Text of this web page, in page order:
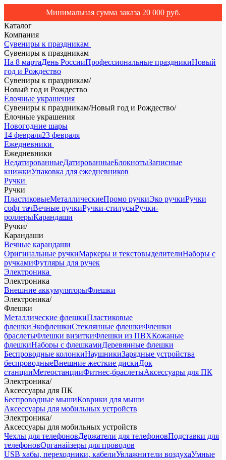
Минимальная сумма заказа 20 000 руб.
Каталог
Компания
Сувениры к праздникам
Сувениры к праздникам
На 8 мартаДень РоссииПрофессиональные праздникиНовый
год и Рождество
Сувениры к праздникам/
Новый год и Рождество
Ёлочные украшения
Сувениры к праздникам/Новый год и Рождество/
Ёлочные украшения
Новогодние шары
14 февраля23 февраля
Ежедневники
Ежедневники
НедатированныеДатированныеБлокнотыЗаписные
книжкиУпаковка для ежедневников
Ручки
Ручки
ПластиковыеМеталлическиеПромо ручкиЭко ручкиРучки
софт тачВечные ручкиРучки-стилусыРучки-
роллерыКарандаши
Ручки/
Карандаши
Вечные карандаши
Оригинальные ручкиМаркеры и текстовыделителиНаборы с
ручкамиФутляры для ручек
Электроника
Электроника
Внешние аккумуляторыФлешки
Электроника/
Флешки
Металлические флешкиПластиковые
флешкиЭкофлешкиСтеклянные флешкиФлешки
браслетыФлешки визиткиФлешки из ПВХКожаные
флешкиНаборы с флешкамиДеревянные флешки
Беспроводные колонкиНаушникиЗарядные устройства
беспроводныеВнешние жесткие дискиДок
станцииМетеостанцииФитнес-браслетыАксессуары для ПК
Электроника/
Аксессуары для ПК
Беспроводные мышиКоврики для мыши
Аксессуары для мобильных устройств
Электроника/
Аксессуары для мобильных устройств
Чехлы для телефоновДержатели для телефоновПодставки для
телефоновОрганайзеры для проводов
USB хабы, переходники, кабелиУвлажнители воздухаУмные